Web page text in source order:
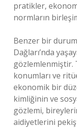
pratikler,
normların
Benzer bir
Dağları’nda
gözlemlenmiştir.
konumları ve
ekonomik bir
kimliğinin ve
gözlemi,
aidiyetlerini